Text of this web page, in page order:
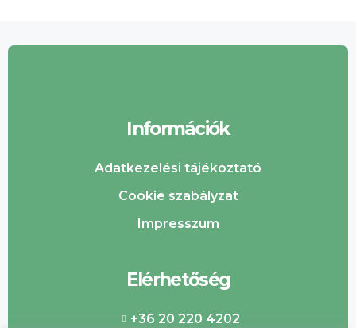
Információk
Adatkezelési tájékoztató
Cookie szabályzat
Impresszum
Elérhetőség
+36 20 220 4202